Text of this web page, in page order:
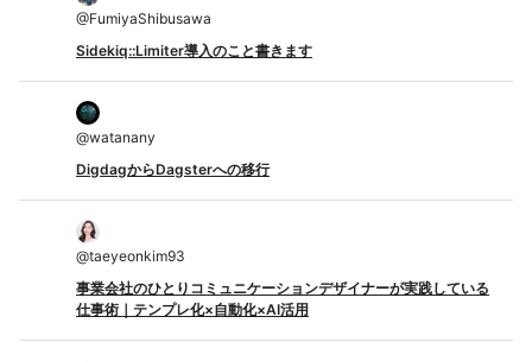
@FumiyaShibusawa
Sidekiq::Limiter導入のこと書きます
@watanany
DigdagからDagsterへの移行
@taeyeonkim93
事業会社のひとりコミュニケーションデザイナーが実践している
仕事術｜テンプレ化×自動化×AI活用